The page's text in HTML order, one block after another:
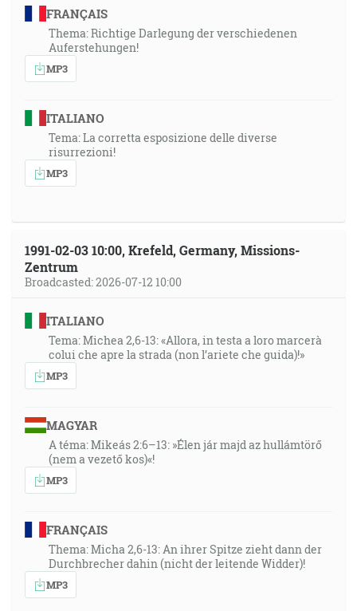
FRANÇAIS
Thema: Richtige Darlegung der verschiedenen
Auferstehungen!
MP3
ITALIANO
Tema: La corretta esposizione delle diverse
risurrezioni!
MP3
1991-02-03 10:00, Krefeld, Germany, Missions-
Zentrum
Broadcasted: 2026-07-12 10:00
ITALIANO
Tema: Michea 2,6-13: «Allora, in testa a loro marcerà
colui che apre la strada (non l’ariete che guida)!»
MP3
MAGYAR
A téma: Mikeás 2:6–13: »Élen jár majd az hullámtörő
(nem a vezető kos)«!
MP3
FRANÇAIS
Thema: Micha 2,6-13: An ihrer Spitze zieht dann der
Durchbrecher dahin (nicht der leitende Widder)!
MP3